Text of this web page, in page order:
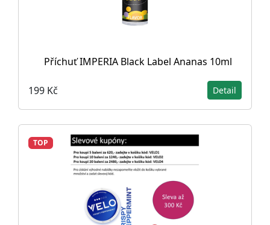
Příchuť IMPERIA Black Label Ananas 10ml
199 Kč Detail
TOP